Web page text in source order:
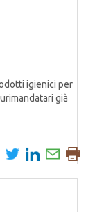
igienici per
già